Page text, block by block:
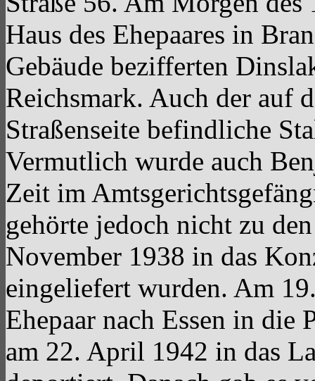
Haus des Ehepaares in
Gebäude bezifferten
Reichsmark. Auch der auf
Straßenseite befindliche
Vermutlich wurde auch
Zeit im
gehörte jedoch nicht zu
November 1938 in das
eingeliefert wurden. Am
Ehepaar nach Essen in die
am 22. April 1942 in das